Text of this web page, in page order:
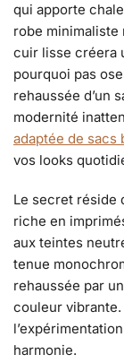
qui apporte
robe minimaliste
cuir lisse créera
pourquoi pas
rehaussée d’un
modernité
adaptée de
vos looks
Le secret réside
riche en
aux teintes
tenue
rehaussée par
couleur
harmonie.